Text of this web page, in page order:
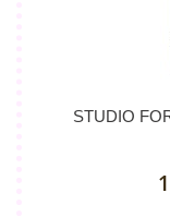
STUDIO